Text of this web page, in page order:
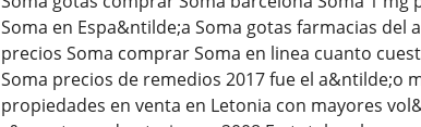
Soma en Espa&ntilde;a Soma gotas farmacias
precios Soma comprar Soma en linea cuanto
Soma precios de remedios 2017 fue el a&ntilde;o
propiedades en venta en Letonia con mayores